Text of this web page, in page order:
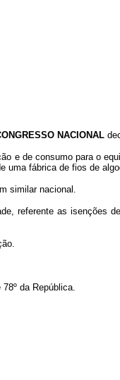
NACIONAL
e de consumo para o
uma fábrica de fios de
similar nacional.
referente as
da República.